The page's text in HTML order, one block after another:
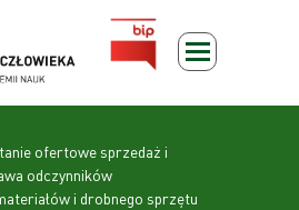
ofertowe sprzedaż i
odczynników
i drobnego sprzętu